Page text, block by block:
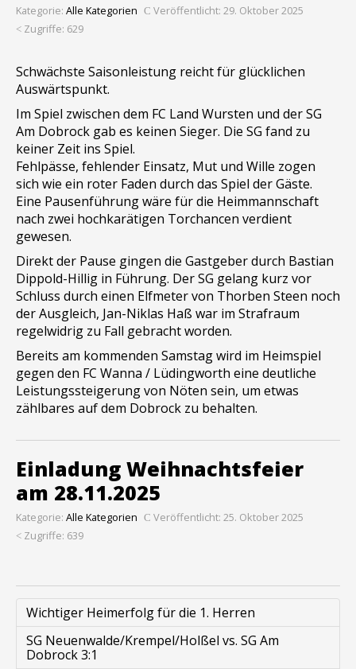
Kategorie: Alle Kategorien
Veröffentlicht: 29. Oktober 2025
Zugriffe: 629
Schwächste Saisonleistung reicht für glücklichen
Auswärtspunkt.
Im Spiel zwischen dem FC Land Wursten und der SG
Am Dobrock gab es keinen Sieger. Die SG fand zu
keiner Zeit ins Spiel.
Fehlpässe, fehlender Einsatz, Mut und Wille zogen
sich wie ein roter Faden durch das Spiel der Gäste.
Eine Pausenführung wäre für die Heimmannschaft
nach zwei hochkarätigen Torchancen verdient
gewesen.
Direkt der Pause gingen die Gastgeber durch Bastian
Dippold-Hillig in Führung. Der SG gelang kurz vor
Schluss durch einen Elfmeter von Thorben Steen noch
der Ausgleich, Jan-Niklas Haß war im Strafraum
regelwidrig zu Fall gebracht worden.
Bereits am kommenden Samstag wird im Heimspiel
gegen den FC Wanna / Lüdingworth eine deutliche
Leistungssteigerung von Nöten sein, um etwas
zählbares auf dem Dobrock zu behalten.
Einladung Weihnachtsfeier
am 28.11.2025
Kategorie: Alle Kategorien
Veröffentlicht: 25. Oktober 2025
Zugriffe: 639
Wichtiger Heimerfolg für die 1. Herren
SG Neuenwalde/Krempel/Holßel vs. SG Am
Dobrock 3:1